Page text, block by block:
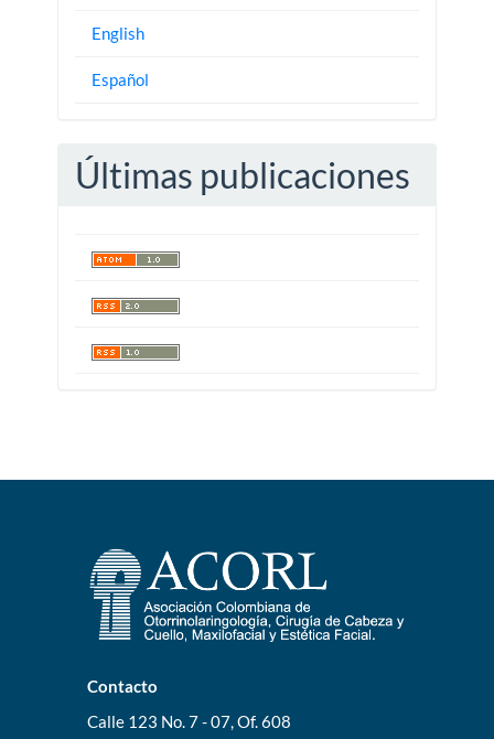
English
Español
Últimas publicaciones
Contacto
Calle 123 No. 7 - 07, Of. 608